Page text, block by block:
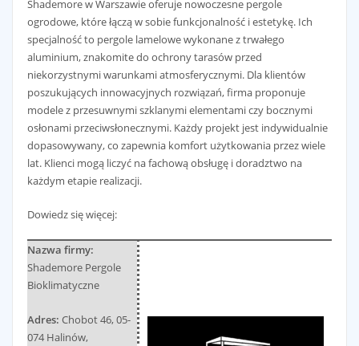
Submit Rating
Shademore w Warszawie oferuje nowoczesne pergole
ogrodowe, które łączą w sobie funkcjonalność i estetykę. Ich
specjalność to pergole lamelowe wykonanez trwałego
aluminium, znakomite do ochrony tarasów przed
niekorzystnymi warunkami atmosferycznymi. Dla klientów
poszukujących innowacyjnych rozwiązań, firma proponuje
modele z przesuwnymi szklanymi elementami czy bocznymi
osłonami przeciwsłonecznymi. Każdy projekt jest indywidualnie
dopasowywany, co zapewnia komfort użytkowania przez wiele
lat. Klienci mogą liczyć na fachową obsługę i doradztwo na
każdym etapie realizacji.
Dowiedz się więcej:
Nazwa firmy:
Shademore Pergole
Bioklimatyczne
Adres: Chobot 46,05-
074 Halinów,